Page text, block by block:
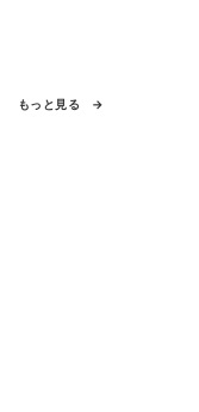
もっと見る